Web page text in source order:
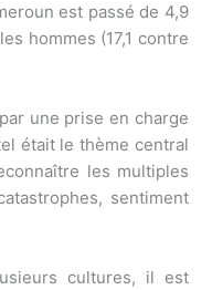
est passé de 4,9
hommes (17,1 contre
une prise en charge
était le thème central
les multiples
sentiment
cultures, il est